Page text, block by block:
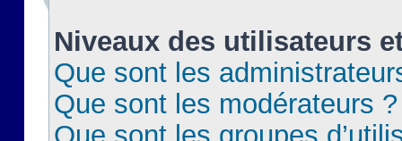
Niveaux des utilisateurs
Que sont les
Que sont les modérateurs ?
Que sont les groupes